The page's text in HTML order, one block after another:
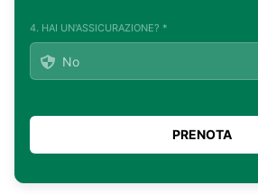
4. HAI UN'ASSICURAZIONE? *